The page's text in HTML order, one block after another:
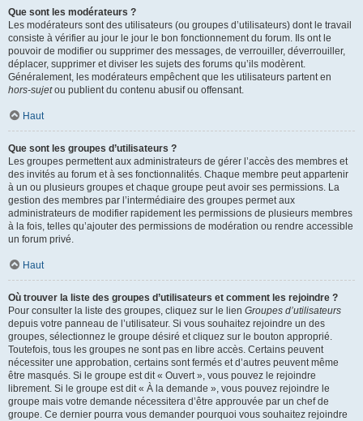
Que sont les modérateurs ?
Les modérateurs sont des utilisateurs (ou groupes d’utilisateurs) dont le travail
consiste à vérifier au jour le jour le bon fonctionnement du forum. Ils ont le
pouvoir de modifier ou supprimer des messages, de verrouiller, déverrouiller,
déplacer, supprimer et diviser les sujets des forums qu’ils modèrent.
Généralement, les modérateurs empêchent que les utilisateurs partent en
hors-sujetou publient du contenu abusif ou offensant.
Haut
Que sont les groupes d’utilisateurs ?
Les groupes permettent aux administrateurs de gérer l’accès des membres et
des invités au forum et à ses fonctionnalités. Chaque membre peut appartenir
à un ou plusieurs groupes et chaque groupe peut avoir ses permissions. La
gestion des membres par l’intermédiaire des groupes permet aux
administrateurs de modifier rapidement les permissions de plusieurs membres
à la fois, telles qu’ajouter des permissions de modération ou rendre accessible
un forum privé.
Haut
Où trouver la liste des groupes d’utilisateurs et comment les rejoindre ?
Pour consulter la liste des groupes, cliquez sur le lien Groupes d’utilisateurs
depuis votre panneau de l’utilisateur. Si vous souhaitez rejoindre un des
groupes, sélectionnez le groupe désiré et cliquez sur le bouton approprié.
Toutefois, tous les groupes ne sont pas en libre accès. Certains peuvent
nécessiter une approbation, certains sont fermés et d’autres peuvent même
être masqués. Si le groupe est dit « Ouvert », vous pouvez le rejoindre
librement. Si le groupe est dit « À la demande », vous pouvez rejoindre le
groupe mais votre demande nécessitera d’être approuvée par un chef de
groupe. Ce dernier pourra vous demander pourquoi vous souhaitez rejoindre